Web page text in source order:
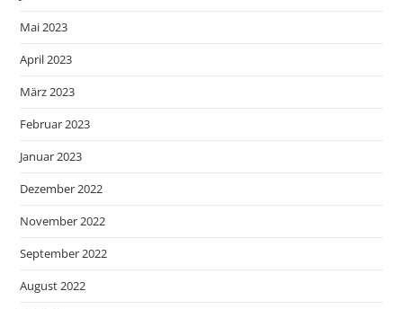
Mai 2023
April 2023
März 2023
Februar 2023
Januar 2023
Dezember 2022
November 2022
September 2022
August 2022